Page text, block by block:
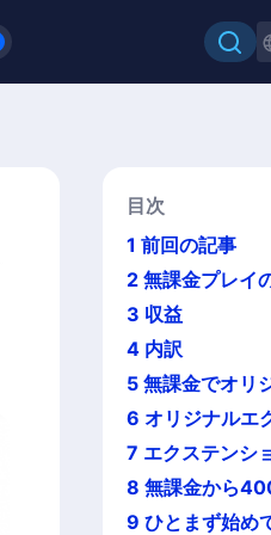
目次
1前回の記事
2無課金プレイ
3 収益
4 内訳
5無課金でオリ
を獲得しやすい
6オリジナルエ
る方法
7 エクステンシ
る？
8無課金から
たこと
9ひとまず始め